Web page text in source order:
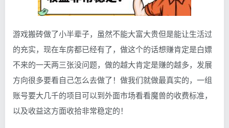
游戏搬砖做了小半辈子，虽然不能大富大贵但是能让生活过
的充实，现在车房都已经有了，做这个的话想赚肯定是白嫖
不来的一天两三张没问题，做的越大肯定是赚的越多，发展
方向很多要看自己怎么去做了！做我们就做最真实的，一组
账号要大几千的项目可以到外面市场看看魔兽的收费标准，
以及收益这方面收拾非常稳定的！